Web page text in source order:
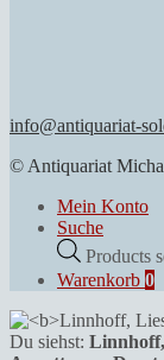
info@antiquariat-
© Antiquariat
Mein Konto
Suche
Products
Warenkorb 0
Du siehst: